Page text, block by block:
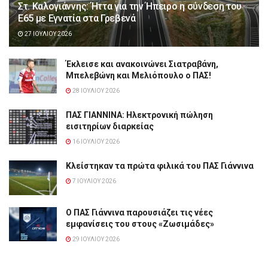
Στ. Καλογιάννης: Ήττα για την Ήπειρο η σύνδεση του
Ε65 με Εγνατία στα Γρεβενά
27 ΙΟΥΛΊΟΥ 2026
Έκλεισε και ανακοινώνει Σιατραβάνη,
Μπελεβώνη και Μελιόπουλο ο ΠΑΣ!
28 ΙΟΥΛΊΟΥ 2026
ΠΑΣ ΓΙΑΝΝΙΝΑ: Hλεκτρονική πώληση
εισιτηρίων διαρκείας
16 ΙΟΥΛΊΟΥ 2026
Κλείστηκαν τα πρώτα φιλικά του ΠΑΣ Γιάννινα
7 ΙΟΥΛΊΟΥ 2026
Ο ΠΑΣ Γιάννινα παρουσιάζει τις νέες
εμφανίσεις του στους «Ζωσιμάδες»
29 ΙΟΥΛΊΟΥ 2026